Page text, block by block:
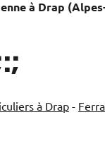
à Drap
à Drap -